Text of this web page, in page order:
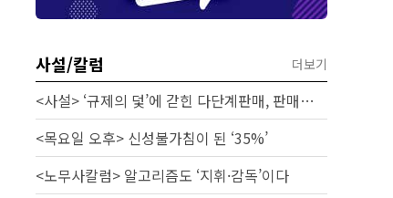
사설/칼럼 더보기
<사설> ‘규제의 덫’에 갇힌 다단계판매, 판매원 보호 시급하다
<목요일 오후> 신성불가침이 된 ‘35%’
<노무사칼럼> 알고리즘도 ‘지휘·감독’이다